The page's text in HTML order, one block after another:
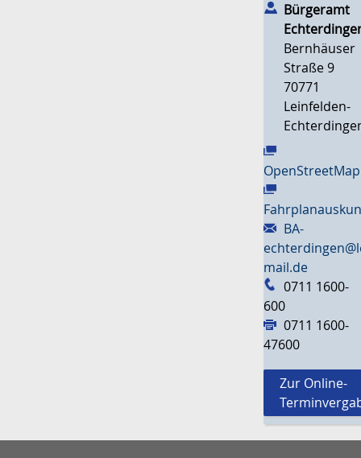
Bürgeramt
Bernhäuser
Straße 9
70771
Leinfelden-
OpenStreetMap
BA-
mail.de
0711 1600-
600
0711 1600-
47600
Zur Online-